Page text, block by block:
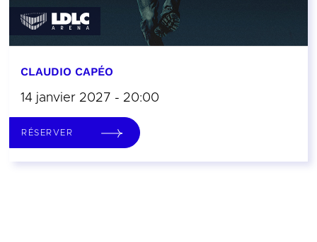
CLAUDIO CAPÉO
14 janvier 2027 - 20:00
RÉSERVER